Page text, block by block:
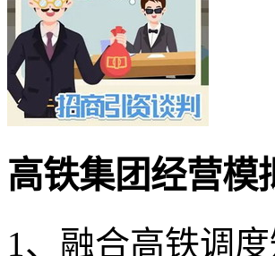
高铁集团经营模
1、融合高铁调